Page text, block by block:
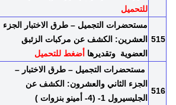
للتحميل
515
مستحضرات التجميل – طرق الاختبار الجزء
العشرين: الكشف عن مركبات الزئبق
العضوية وتقديرها أضغط للتحميل
516
مستحضرات التجميل – طرق الاختبار –
الجزء الثاني والعشرون: الكشف عن
الجليسيرول 1- (4- أمينو بنزوات )